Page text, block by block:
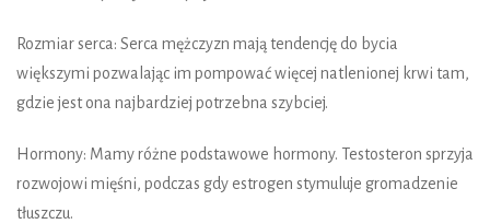
Rozmiar serca: Serca mężczyzn mają tendencję do bycia
większymi pozwalając im pompować więcej natlenionej krwi tam,
gdzie jest ona najbardziej potrzebna szybciej.
Hormony: Mamy różne podstawowe hormony. Testosteron sprzyja
rozwojowi mięśni, podczas gdy estrogen stymuluje gromadzenie
tłuszczu.